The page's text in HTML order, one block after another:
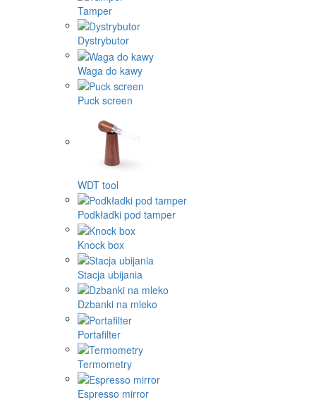
Tamper
Dystrybutor
Waga do kawy
Puck screen
WDT tool
Podkładki pod tamper
Knock box
Stacja ubijania
Dzbanki na mleko
Portafilter
Termometry
Espresso mirror